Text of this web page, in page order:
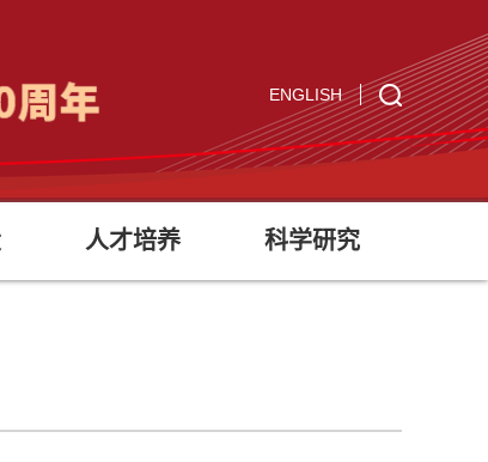
ENGLISH
人才培养 科学研究